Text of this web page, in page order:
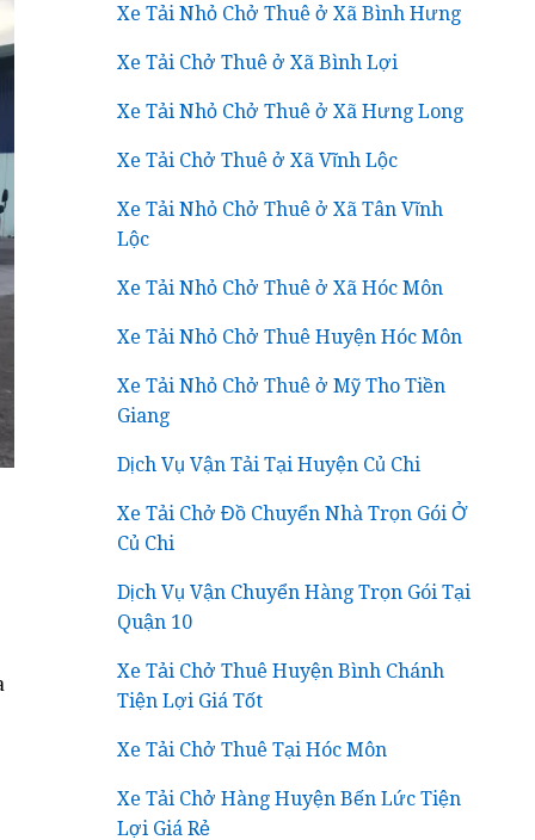
Xe Tải Nhỏ Chở Thuê ở Xã Bình Hưng
Xe Tải Chở Thuê ở Xã Bình Lợi
Xe Tải Nhỏ Chở Thuê ở Xã Hưng Long
Xe Tải Chở Thuê ở Xã Vĩnh Lộc
Xe Tải Nhỏ Chở Thuê ở Xã Tân Vĩnh
Lộc
Xe Tải Nhỏ Chở Thuê ở Xã Hóc Môn
Xe Tải Nhỏ Chở Thuê Huyện Hóc Môn
Xe Tải Nhỏ Chở Thuê ở Mỹ Tho Tiền
Giang
Dịch Vụ Vận Tải Tại Huyện Củ Chi
Xe Tải Chở Đồ Chuyển Nhà Trọn Gói Ở
Củ Chi
Dịch Vụ Vận Chuyển Hàng Trọn Gói Tại
Quận 10
Xe Tải Chở Thuê Huyện Bình Chánh
Tiện Lợi Giá Tốt
Xe Tải Chở Thuê Tại Hóc Môn
Xe Tải Chở Hàng Huyện Bến Lức Tiện
Lợi Giá Rẻ